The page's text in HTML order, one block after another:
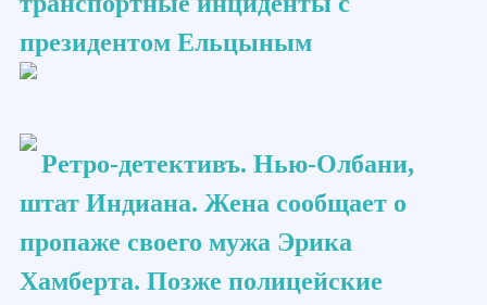
президентом Ельцыным
Ретро-детективъ. Нью-Олбани,
штат Индиана. Жена сообщает о
пропаже своего мужа Эрика
Хамберта. Позже полицейские